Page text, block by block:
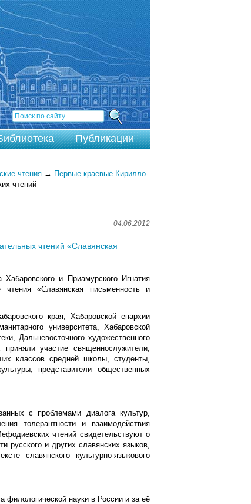
Публикации
чтения → Первые краевые Кирилло-
чтений
04.06.2012
чтений «Славянская
и Приамурского Игнатия
чтения «Славянская письменность и
края, Хабаровской епархии
университета, Хабаровской
Дальневосточного художественного
участие священнослужители,
классов средней школы, студенты,
представители общественных
с проблемами диалога культур,
толерантности и взаимодействия
чтений свидетельствуют о
русского и других славянских языков,
славянского культурно-языкового
филологической науки в России и за её